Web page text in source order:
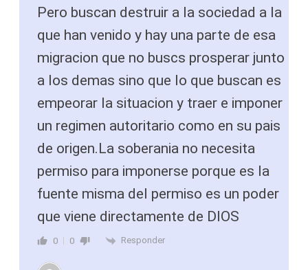
Pero buscan destruir a la sociedad a la
que han venido y hay una parte de esa
migracion que no buscs prosperar junto
a los demas sino que lo que buscan es
empeorar la situacion y traer e imponer
un regimen autoritario como en su pais
de origen.La soberania no necesita
permiso para imponerse porque es la
fuente misma del permiso es un poder
que viene directamente de DIOS
0 0 Responder